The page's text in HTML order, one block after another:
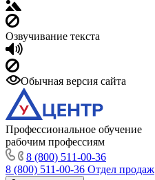
Озвучивание текста
Обычная версия сайта
Профессиональное обучение
рабочим профессиям
8 (800) 511-00-36
8 (800) 511-00-36 Отдел продаж